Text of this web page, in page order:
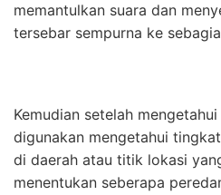
memantulkan suara dan
tersebar sempurna ke
Kemudian setelah
digunakan mengetahui
di daerah atau titik lokasi
menentukan seberapa